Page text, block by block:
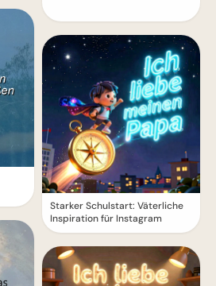
Starker Schulstart: Väterliche
Inspiration für Instagram